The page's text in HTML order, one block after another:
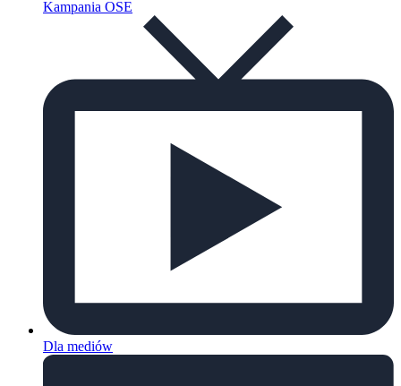
Kampania OSE
Dla mediów